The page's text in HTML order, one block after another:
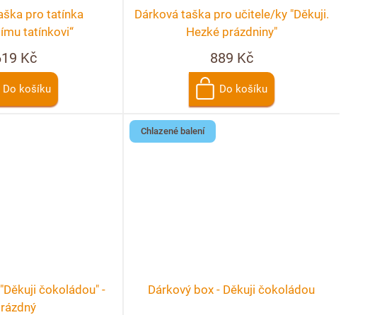
pro tatínka
tatínkovi“
Kč
Do košíku
Dárková taška pro učitele/ky "Děkuji.
Hezké prázdniny"
889 Kč
Do košíku
čokoládou" -
Chlazené balení
Dárkový box - Děkuji čokoládou